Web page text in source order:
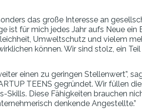
das große Interesse an
ist für mich jedes Jahr aufs Neue
Umweltschutz und vielem
können. Wir sind stolz, ein
einen zu geringen Stellenwert”,
TEENS gegründet. Wir füllen
Diese Fähigkeiten brauchen
denkende Angestellte.”